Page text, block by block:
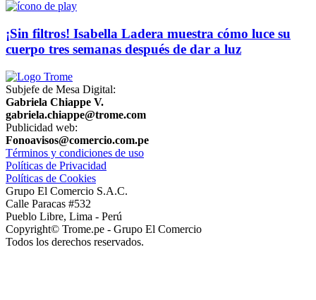
¡Sin filtros! Isabella Ladera muestra cómo luce su
cuerpo tres semanas después de dar a luz
Subjefe de Mesa Digital:
Gabriela Chiappe V.
gabriela.chiappe@trome.com
Publicidad web:
Fonoavisos@comercio.com.pe
Términos y condiciones de uso
Políticas de Privacidad
Políticas de Cookies
Grupo El Comercio S.A.C.
Calle Paracas #532
Pueblo Libre, Lima - Perú
Copyright© Trome.pe - Grupo El Comercio
Todos los derechos reservados.